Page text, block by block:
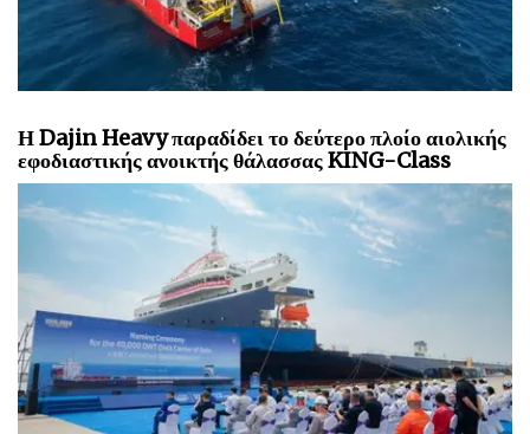
Η Dajin Heavy παραδίδει το δεύτερο πλοίο αιολικής
εφοδιαστικής ανοικτής θάλασσας KING-Class